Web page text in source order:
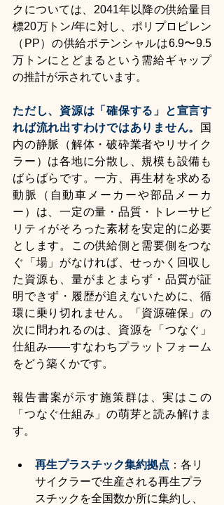
クについては、2041年以降の供給量目
標20万トン/年に対し、ポリプロピレン
（PP）の供給ポテンシャルは6.9〜9.5
万トンにとどまるという需給ギャップ
の推計が示されています。
ただし、資源は「確保する」と宣言す
れば流れ出すわけではありません。
国
内の静脈（解体・破砕業者やリサイク
ラー）は各地に分散し、規模も設備も
ばらばらです。一方、再生材を求める
動脈（自動車メーカーや部品メーカ
ー）は、一定の量・品質・トレーサビ
リティがそろった素材を安定的に必要
とします。この供給側と需要側をつな
ぐ「場」がなければ、せっかく回収し
た資源も、量がまとまらず・品質が証
明できず・履歴が追えないために、循
環に乗り切れません。「資源確保」の
次に問われるのは、資源を「つなぐ」
仕組み――すなわちプラットフォーム
をどう築くかです。
報告書案が示す施策群は、実はこの
「つなぐ仕組み」の萌芽と読み解けま
す。
再生プラスチック集約拠点 ：各リ
サイクラーで生産される再生プラ
スチックを全国数か所に集約し、